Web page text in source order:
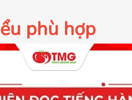
phù hợp